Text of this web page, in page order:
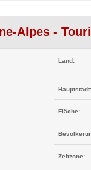
Alpes -
Land:
Hauptstadt:
Fläche:
Zeitzone: